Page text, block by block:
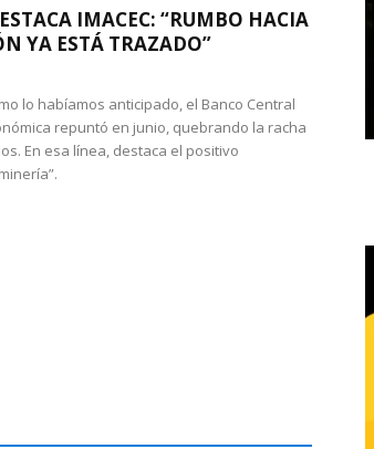
IMACEC: “RUMBO HACIA
YA ESTÁ TRAZADO”
lo habíamos anticipado, el Banco Central
repuntó en junio, quebrando la racha
En esa línea, destaca el positivo